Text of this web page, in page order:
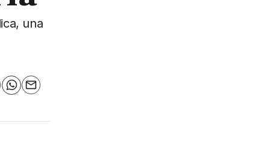
una
WhatsApp
Email